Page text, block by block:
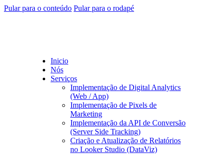
Pular para o conteúdo Pular para o rodapé
Inicio
Nós
Serviços
Implementação de Digital Analytics
(Web / App)
Implementação de Pixels de
Marketing
Implementação da API de Conversão
(Server Side Tracking)
Criação e Atualização de Relatórios
no Looker Studio (DataViz)